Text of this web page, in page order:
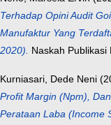
Terhadap Opini Audit
Manufaktur Yang
2020). Naskah Publikasi
Kurniasari, Dede Neni
Profit Margin (Npm),
Perataan Laba (Income